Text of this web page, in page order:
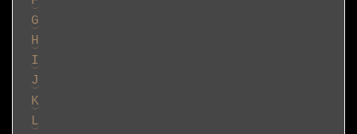
G
H
I
J
K
L